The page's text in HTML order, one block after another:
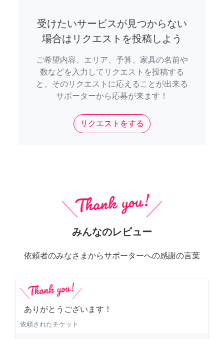
受けたいサービスが見つからない
場合はリクエストを投稿しよう
ご希望内容、エリア、予算、家具の名前や
数などを入力してリクエストを投稿する
と、そのリクエストに応えることが出来る
サポーターから応募が来ます！
リクエストをする
みんなのレビュー
依頼者のみなさまからサポーターへの感謝の言葉
ありがとうございます！
依頼されたチケット